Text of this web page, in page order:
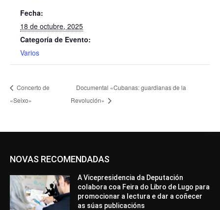
Fecha:
18 de octubre, 2025
Categoría de Evento:
Varios
Concerto de
«Seixo»
Documental «Cubanas: guardianas de la
Revolución»
NOVAS RECOMENDADAS
A Vicepresidencia da Deputación
colabora coa Feira do Libro de Lugo para
promocionar a lectura e dar a coñecer
as súas publicacións